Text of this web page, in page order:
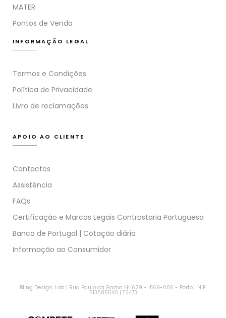
MATER
Pontos de Venda
INFORMAÇÃO LEGAL
Termos e Condições
Política de Privacidade
Livro de reclamações
APOIO AO CLIENTE
Contactos
Assistência
FAQs
Certificação e Marcas Legais Contrastaria Portuguesa
Banco de Portugal | Cotação diária
Informação ao Consumidor
Bling Design. Lda | Rua Paulo da Gama Nº 629 - 4169-006 - Porto | NIF:
513585540 | T2473